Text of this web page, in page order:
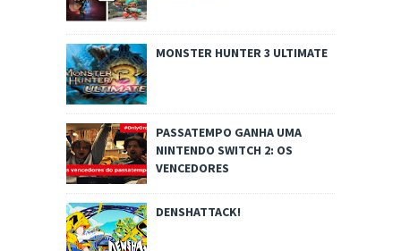
MONSTER HUNTER 3 ULTIMATE
PASSATEMPO GANHA UMA
NINTENDO SWITCH 2: OS
VENCEDORES
DENSHATTACK!